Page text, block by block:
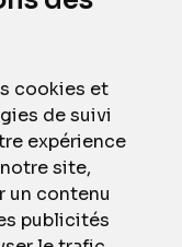
cookies et
de suivi
expérience
site,
un contenu
publicités